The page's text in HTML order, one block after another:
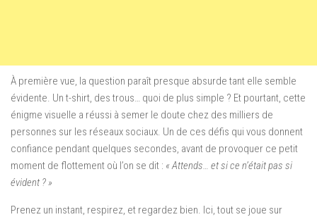
À première vue, la question paraît presque absurde tant elle semble
évidente. Un t-shirt, des trous… quoi de plus simple ? Et pourtant, cette
énigme visuelle a réussi à semer le doute chez des milliers de
personnes sur les réseaux sociaux. Un de ces défis qui vous donnent
confiance pendant quelques secondes, avant de provoquer ce petit
moment de flottement où l’on se dit : « Attends… et si ce n’était pas si
évident ? »
Prenez un instant, respirez, et regardez bien. Ici, tout se joue sur